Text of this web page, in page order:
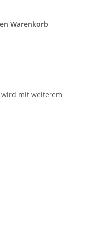
Warenkorb
wird mit weiterem